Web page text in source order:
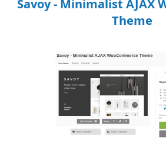
Savoy - Minimalist AJAX
Theme